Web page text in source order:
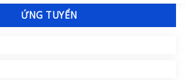
ỨNG TUYỂN